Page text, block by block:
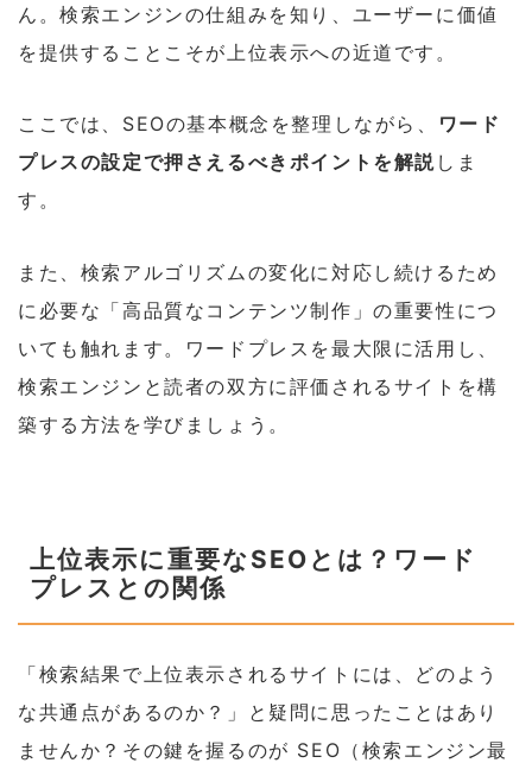
ん。検索エンジンの仕組みを知り、ユーザーに価値
を提供することこそが上位表示への近道です。
ここでは、SEOの基本概念を整理しながら、
ワード
プレスの設定で押さえるべきポイントを解説 しま
す。
また、検索アルゴリズムの変化に対応し続けるため
に必要な「高品質なコンテンツ制作」の重要性につ
いても触れます。ワードプレスを最大限に活用し、
検索エンジンと読者の双方に評価されるサイトを構
築する方法を学びましょう。
上位表示に重要なSEOとは？ワード
プレスとの関係
「検索結果で上位表示されるサイトには、どのよう
な共通点があるのか？」と疑問に思ったことはあり
ませんか？その鍵を握るのが SEO（検索エンジン最